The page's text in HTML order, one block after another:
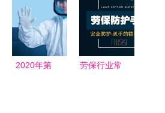
载
盖指南
2020年第
劳保行业常